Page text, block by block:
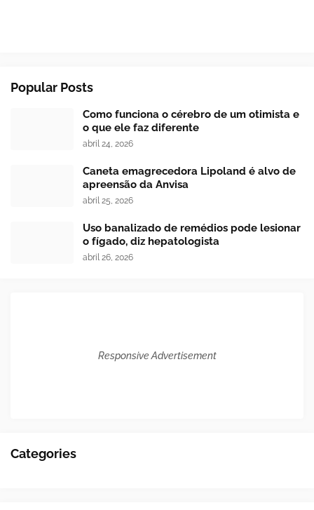
Popular Posts
Como funciona o cérebro de um otimista e
o que ele faz diferente
abril 24, 2026
Caneta emagrecedora Lipoland é alvo de
apreensão da Anvisa
abril 25, 2026
Uso banalizado de remédios pode lesionar
o fígado, diz hepatologista
abril 26, 2026
Responsive Advertisement
Categories